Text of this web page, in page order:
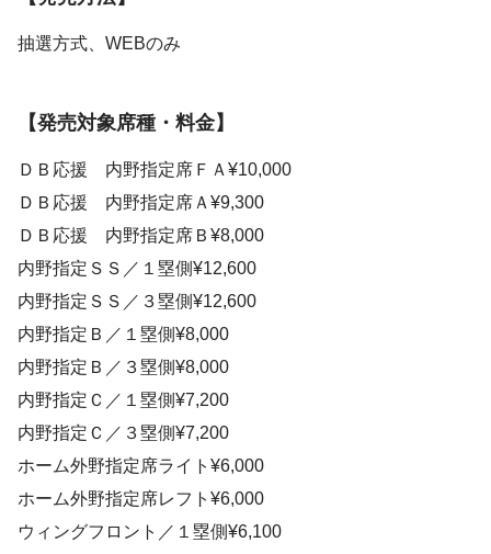
抽選方式、WEBのみ
【発売対象席種・料金】
ＤＢ応援 内野指定席ＦＡ¥10,000
ＤＢ応援 内野指定席Ａ¥9,300
ＤＢ応援 内野指定席Ｂ¥8,000
内野指定ＳＳ／１塁側¥12,600
内野指定ＳＳ／３塁側¥12,600
内野指定Ｂ／１塁側¥8,000
内野指定Ｂ／３塁側¥8,000
内野指定Ｃ／１塁側¥7,200
内野指定Ｃ／３塁側¥7,200
ホーム外野指定席ライト¥6,000
ホーム外野指定席レフト¥6,000
ウィングフロント／１塁側¥6,100